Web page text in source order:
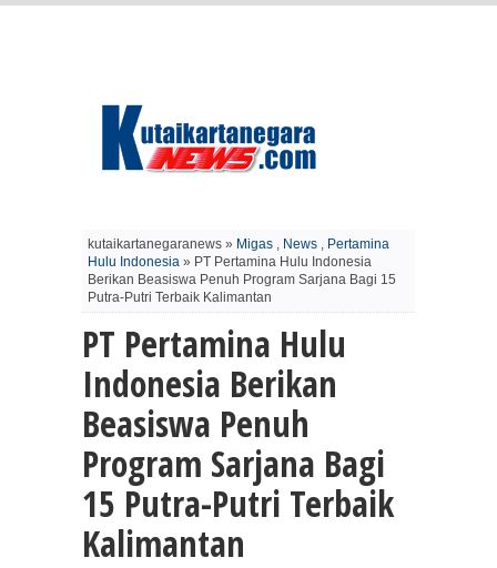
kutaikartanegaranews » Migas , News , Pertamina
Hulu Indonesia » PT Pertamina Hulu Indonesia
Berikan Beasiswa Penuh Program Sarjana Bagi 15
Putra-Putri Terbaik Kalimantan
PT Pertamina Hulu
Indonesia Berikan
Beasiswa Penuh
Program Sarjana Bagi
15 Putra-Putri Terbaik
Kalimantan